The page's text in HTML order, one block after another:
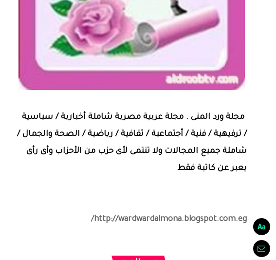
مجلة ورد المنى . مجلة عربية مصرية شاملة أخبارية / سياسية
/ ترفيهية / فنية / أجتماعية / ثقافية / رياضية / الصحة والجمال /
شاملة جميع المجالات ولا تنتمى لأى حزب من الأحزاب وأى رأى
يعبر عن كاتبة فقط
http://wardwardalmona.blogspot.com.eg/